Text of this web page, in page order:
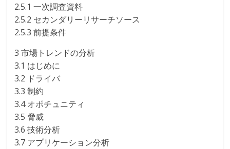
2.5.1 一次調査資料
2.5.2 セカンダリーリサーチソース
2.5.3 前提条件
3 市場トレンドの分析
3.1 はじめに
3.2 ドライバ
3.3 制約
3.4 オポチュニティ
3.5 脅威
3.6 技術分析
3.7 アプリケーション分析